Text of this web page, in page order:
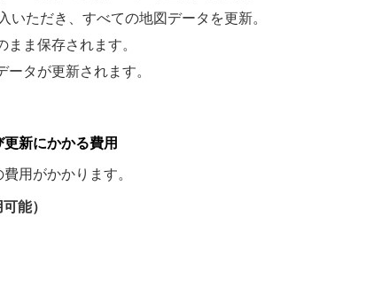
ただき、すべての地図データを更新。
ま保存されます。
タが更新されます。
新にかかる費用
用がかかります。
能）